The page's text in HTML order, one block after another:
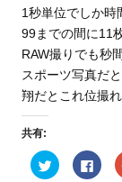
1秒単位でしか時
99までの間に11枚
RAW撮りでも秒
スポーツ写真だ
翔だとこれ位撮
共有:
ク
リ
F
a